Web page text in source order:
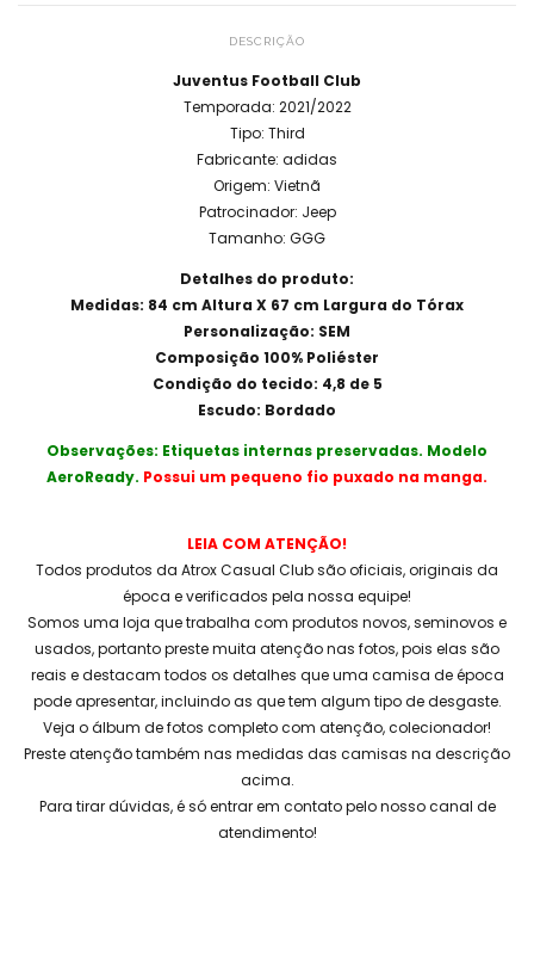
DESCRIÇÃO
Juventus Football Club
Temporada: 2021/2022
Tipo: Third
Fabricante: adidas
Origem: Vietnã
Patrocinador: Jeep
Tamanho: GGG
Detalhes do produto:
Medidas: 84 cm Altura X 67 cm Largura do Tórax
Personalização: SEM
Composição 100% Poliéster
Condição do tecido: 4,8 de 5
Escudo: Bordado
Observações: Etiquetas internas preservadas. Modelo
AeroReady. Possui um pequeno fio puxado na manga.
LEIA COM ATENÇÃO!
Todos produtos da Atrox Casual Club são oficiais, originais da
época e verificados pela nossa equipe!
Somos uma loja que trabalha com produtos novos, seminovos e
usados, portanto preste muita atenção nas fotos, pois elas são
reais e destacam todos os detalhes que uma camisa de época
pode apresentar, incluindo as que tem algum tipo de desgaste.
Veja o álbum de fotos completo com atenção, colecionador!
Preste atenção também nas medidas das camisas na descrição
acima.
Para tirar dúvidas, é só entrar em contato pelo nosso canal de
atendimento!